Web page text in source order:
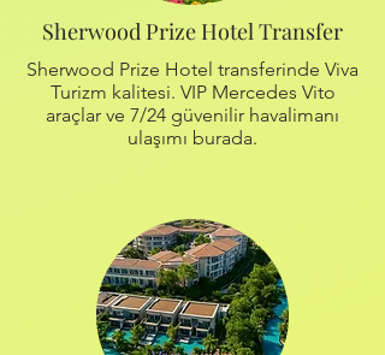
Sherwood Prize Hotel Transfer
Sherwood Prize Hotel transferinde Viva
Turizm kalitesi. VIP Mercedes Vito
araçlar ve 7/24 güvenilir havalimanı
ulaşımı burada.